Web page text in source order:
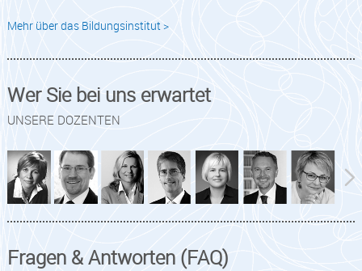
Mehr über das Bildungsinstitut >
Wer Sie bei uns erwartet
UNSERE DOZENTEN
Fragen & Antworten (FAQ)